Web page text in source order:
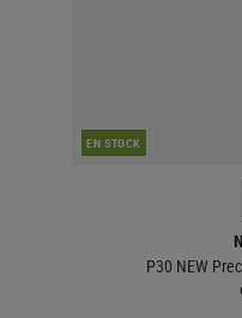
EN STOCK
P30 NEW